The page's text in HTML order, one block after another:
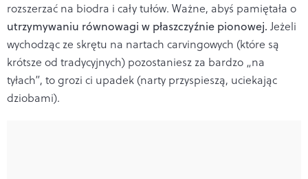
rozszerzać na biodra i cały tułów. Ważne, abyś pamiętała o
utrzymywaniu równowagi w płaszczyźnie pionowej. Jeżeli
wychodząc ze skrętu na nartach carvingowych (które są
krótsze od tradycyjnych) pozostaniesz za bardzo „na
tyłach”, to grozi ci upadek (narty przyspieszą, uciekając
dziobami).